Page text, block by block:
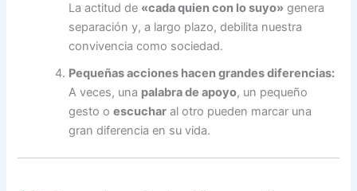
La actitud de «cada quien con lo suyo» genera
separación y, a largo plazo, debilita nuestra
convivencia como sociedad.
Pequeñas acciones hacen grandes diferencias:
A veces, una palabra de apoyo, un pequeño
gesto oescuchar al otro pueden marcar una
gran diferencia en su vida.